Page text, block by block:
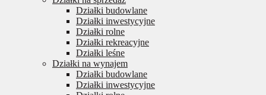
Działki budowlane
Działki inwestycyjne
Działki rolne
Działki rekreacyjne
Działki leśne
Działki na wynajem
Działki budowlane
Działki inwestycyjne